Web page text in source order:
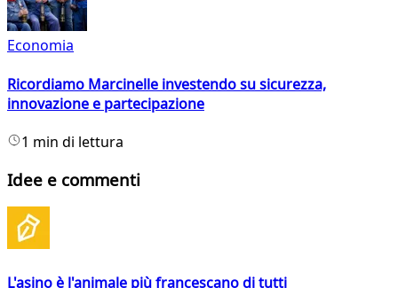
Economia
Ricordiamo Marcinelle investendo su sicurezza,
innovazione e partecipazione
1 min di lettura
Idee e commenti
L'asino è l'animale più francescano di tutti